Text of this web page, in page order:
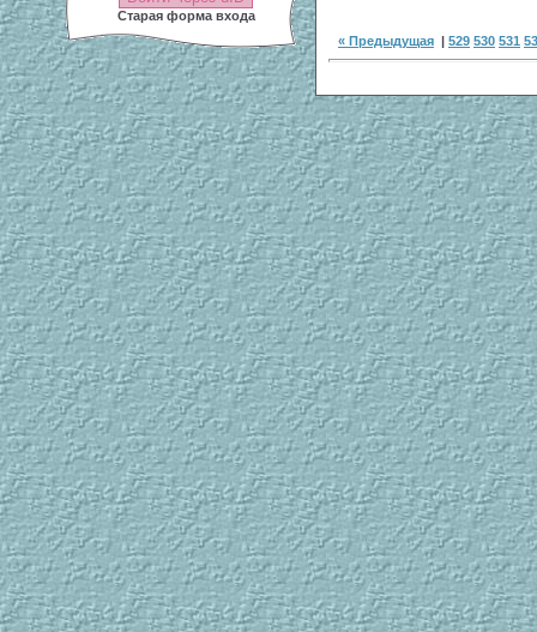
Старая форма входа
« Предыдущая | 529 530 531